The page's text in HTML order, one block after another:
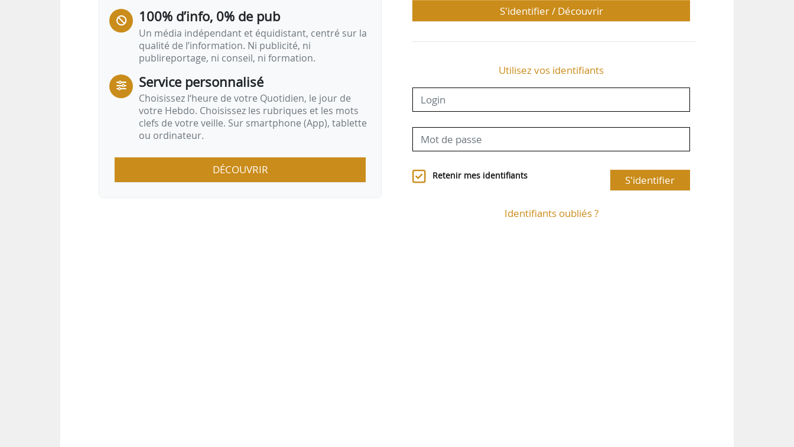
100% d’info, 0% de pub
Un média indépendant et équidistant, centré sur la
qualité de l’information. Ni publicité, ni
publireportage, ni conseil, ni formation.
Service personnalisé
Choisissez l‘heure de votre Quotidien, le jour de
votre Hebdo. Choisissez les rubriques et les mots
clefs de votre veille. Sur smartphone (App), tablette
ou ordinateur.
DÉCOUVRIR
S'identifier / Découvrir
Utilisez vos identifiants
Retenir mes identifiants S'identifier
Identifiants oubliés ?